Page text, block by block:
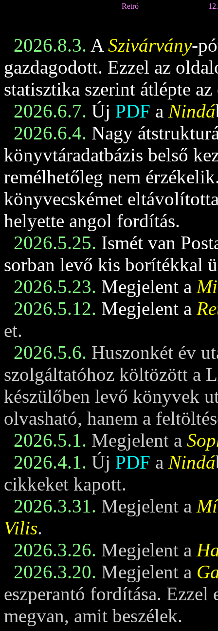
Retró
2026.8.3. A Szivárvány-
gazdagodott. Ezzel az
statisztika szerint átlépte
2026.6.7. Új PDF a Nindá
2026.6.4. Nagy
könyvtáradatbázis belső
remélhetőleg nem
könyvecskémet
helyette angol fordítás.
2026.5.25. Ismét van
sorban levő kis borítékkal
2026.5.23. Megjelent a
2026.5.12. Megjelent a
et.
2026.5.6. Huszonkét év
szolgáltatóhoz költözött a
készülőben levő könyvek
olvasható, hanem a
2026.5.1. Megjelent a
2026.4.1. Új PDF a Nindá
cikkeket kapott.
2026.3.31. Megjelent a
Vilis.
2026.3.26. Megjelent a
2026.3.20. Megjelent a
eszperantó fordítása. Ezzel
megvan, amit beszélek.